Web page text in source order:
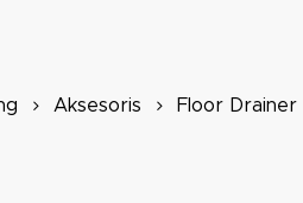
Aksesoris Floor Drainer